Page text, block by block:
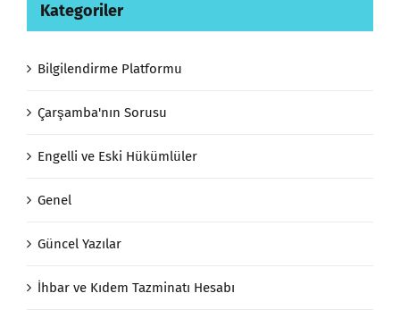
Kategoriler
Bilgilendirme Platformu
Çarşamba'nın Sorusu
Engelli ve Eski Hükümlüler
Genel
Güncel Yazılar
İhbar ve Kıdem Tazminatı Hesabı